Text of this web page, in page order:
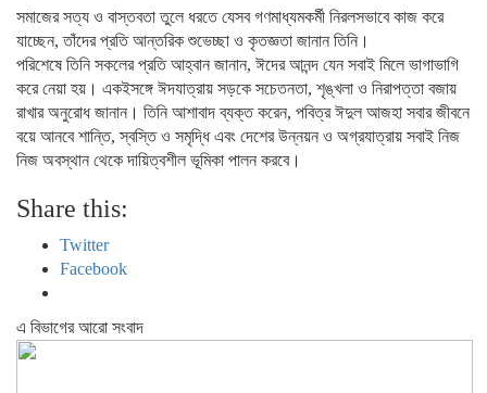
সমাজের সত্য ও বাস্তবতা তুলে ধরতে যেসব গণমাধ্যমকর্মী নিরলসভাবে কাজ করে
যাচ্ছেন, তাঁদের প্রতি আন্তরিক শুভেচ্ছা ও কৃতজ্ঞতা জানান তিনি।
পরিশেষে তিনি সকলের প্রতি আহ্বান জানান, ঈদের আনন্দ যেন সবাই মিলে ভাগাভাগি
করে নেয়া হয়। একইসঙ্গে ঈদযাত্রায় সড়কে সচেতনতা, শৃঙ্খলা ও নিরাপত্তা বজায়
রাখার অনুরোধ জানান। তিনি আশাবাদ ব্যক্ত করেন, পবিত্র ঈদুল আজহা সবার জীবনে
বয়ে আনবে শান্তি, স্বস্তি ও সমৃদ্ধি এবং দেশের উন্নয়ন ও অগ্রযাত্রায় সবাই নিজ
নিজ অবস্থান থেকে দায়িত্বশীল ভূমিকা পালন করবে।
Share this:
Twitter
Facebook
এ বিভাগের আরো সংবাদ